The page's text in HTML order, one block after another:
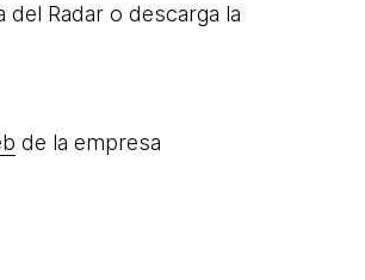
Radar o descarga la
de la empresa